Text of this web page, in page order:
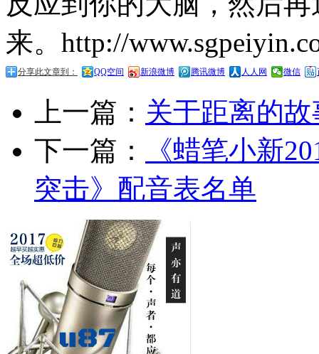
来。http://
分享此文章到： QQ空间 新浪微博 腾讯微博 人人网 微信
上一篇： 关于距离的
下一篇：
《蜡笔小新
突击》配音表名单